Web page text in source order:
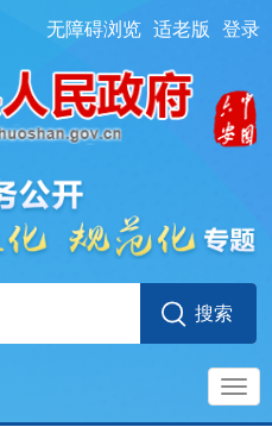
无障碍浏览 适老版 登录